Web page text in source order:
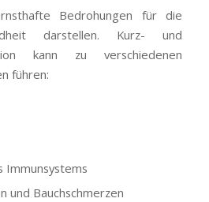
Bedrohungen für die
darstellen. Kurz- und
kann zu verschiedenen
führen:
Immunsystems
und Bauchschmerzen